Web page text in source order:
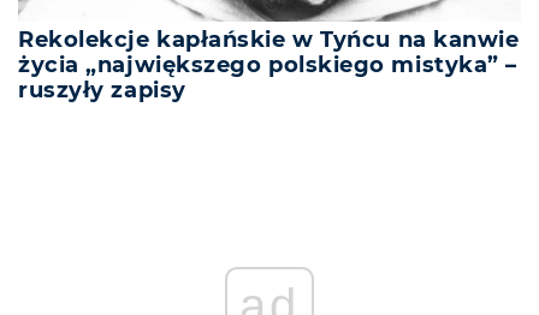
Rekolekcje kapłańskie w Tyńcu na kanwie
życia „największego polskiego mistyka” –
ruszyły zapisy